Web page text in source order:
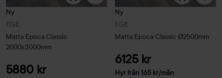
EGE
Ny
Matta Epoca Classic
2000x3000mm
5880 kr
EGE
Ny
Matta Epoca Classic Ø2500mm
6125 kr
Hyr från165 kr/mån